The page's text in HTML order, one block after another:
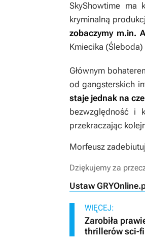
SkyShowtime ma
kryminalną
zobaczymy m.in.
Kmiecika (Śleboda)
Głównym
od gangsterskich
staje jednak na
bezwzględność i
przekraczając
Morfeusz
Dziękujemy za
Ustaw
WIĘCEJ:
Zarobiła
thrillerów sci-